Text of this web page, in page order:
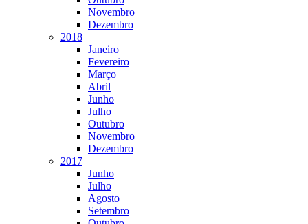
Novembro
Dezembro
2018
Janeiro
Fevereiro
Março
Abril
Junho
Julho
Outubro
Novembro
Dezembro
2017
Junho
Julho
Agosto
Setembro